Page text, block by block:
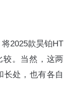
2025款昊铂HT
。当然，这两
长处，也有各自